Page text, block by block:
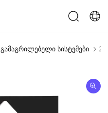
გამაგრილებელი სისტემები